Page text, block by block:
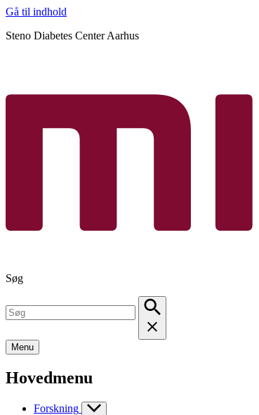
Gå til indhold
Steno Diabetes Center Aarhus
Søg
Menu
Hovedmenu
Forskning